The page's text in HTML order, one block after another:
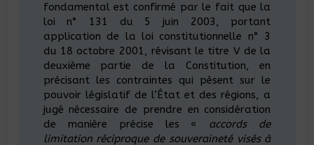
fondamental est confirmé par le fait que la
loi n° 131 du 5 juin 2003, portant
application de la loi constitutionnelle n° 3
du 18 octobre 2001, révisant le titre V de la
deuxième partie de la Constitution, en
précisant les contraintes qui pèsent sur le
pouvoir législatif de l’État et des régions, a
jugé nécessaire de prendre en considération
de manière précise les « accords de
limitation réciproque de souveraineté visés à